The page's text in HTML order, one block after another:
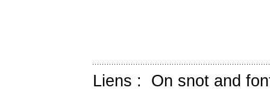
Liens : On snot and